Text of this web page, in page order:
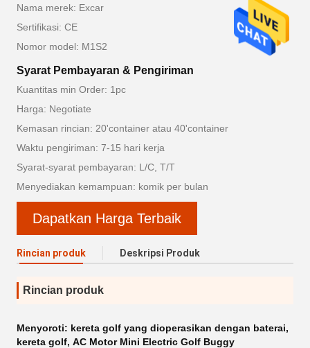
Nama merek: Excar
Sertifikasi: CE
Nomor model: M1S2
Syarat Pembayaran & Pengiriman
Kuantitas min Order: 1pc
Harga: Negotiate
Kemasan rincian: 20'container atau 40'container
Waktu pengiriman: 7-15 hari kerja
Syarat-syarat pembayaran: L/C, T/T
Menyediakan kemampuan: komik per bulan
Dapatkan Harga Terbaik
Rincian produk Deskripsi Produk
Rincian produk
Menyoroti: kereta golf yang dioperasikan dengan baterai,
kereta golf, AC Motor Mini Electric Golf Buggy